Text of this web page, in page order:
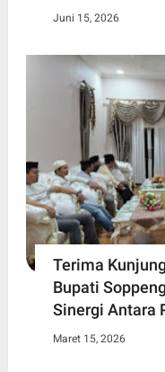
Juni 15, 2026
Terima
Bupati
Sinergi Antara
Maret 15, 2026